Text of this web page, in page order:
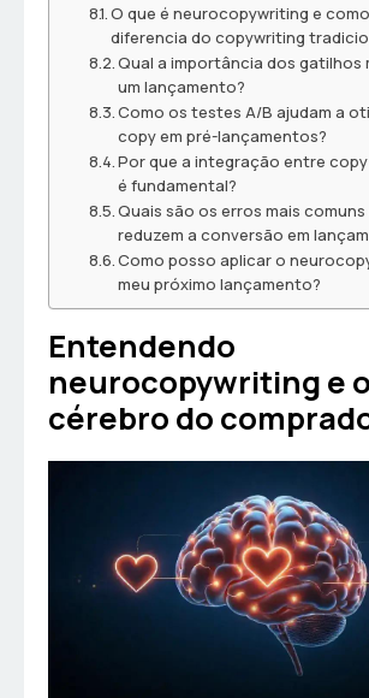
O que é neurocopywriting e
diferencia do copywriting
Qual a importância dos gatilhos
um lançamento?
Como os testes A/B ajudam a
copy em pré-lançamentos?
Por que a integração entre
é fundamental?
Quais são os erros mais comuns
reduzem a conversão em
Como posso aplicar o
meu próximo lançamento?
Entendendo
neurocopywriting e o
cérebro do